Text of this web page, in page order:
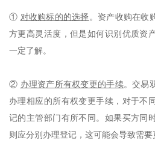
① 对收购标的的选择 。资产收购在收
方更高灵活度，但是如何识别优质资
一定了解。
② 办理资产所有权变更的手续。交易
办理相应的所有权变更手续，对于不
记的主管部门有所不同。如果买方同
则应分别办理登记，这可能会导致需要